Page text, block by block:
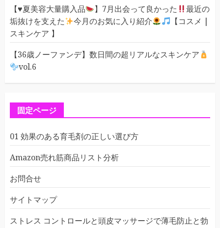
【♥️夏美容大量購入品 】7月出会って良かった
最近の
垢抜けを支えた
今月のお気に入り紹介
【コスメ |
スキンケア 】
【36歳ノーファンデ】数日間の超リアルなスキンケア
vol.6
固定ページ
01 効果のある育毛剤の正しい選び方
Amazon売れ筋商品リスト分析
お問合せ
サイトマップ
ストレス コントロールと頭皮マッサージで薄毛防止と勃